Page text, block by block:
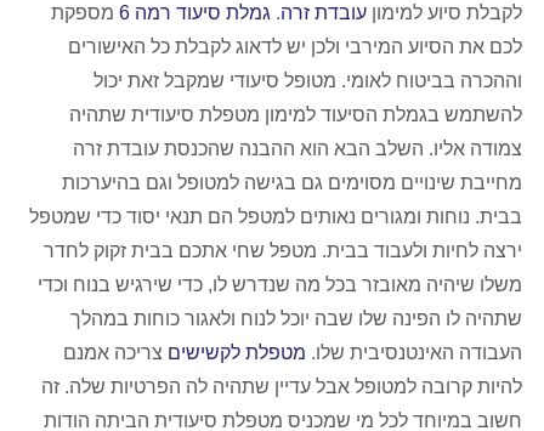
לקבלת סיוע למימון עובדת זרה. גמלת סיעוד רמה 6
מספקת
לכם את הסיוע המירבי ולכן יש לדאוג לקבלת כל האישורים
וההכרה בביטוח לאומי. מטופל סיעודי שמקבל זאת יכול
להשתמש בגמלת הסיעוד למימון מטפלת סיעודית שתהיה
צמודה אליו. השלב הבא הוא ההבנה שהכנסת עובדת זרה
מחייבת שינויים מסוימים גם בגישה למטופל וגם בהיערכות
בבית. נוחות ומגורים נאותים למטפל הם תנאי יסוד כדי שמטפל
ירצה לחיות ולעבוד בבית. מטפל שחי אתכם בבית זקוק לחדר
משלו שיהיה מאובזר בכל מה שנדרש לו, כדי שירגיש בנוח וכדי
שתהיה לו הפינה שלו שבה יוכל לנוח ולאגור כוחות במהלך
העבודה האינטנסיבית שלו. מטפלת לקשישים צריכה אמנם
להיות קרובה למטופל אבל עדיין שתהיה לה הפרטיות שלה. זה
חשוב במיוחד לכל מי שמכניס מטפלת סיעודית הביתה הודות